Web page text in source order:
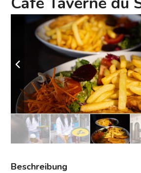
Beschreibung